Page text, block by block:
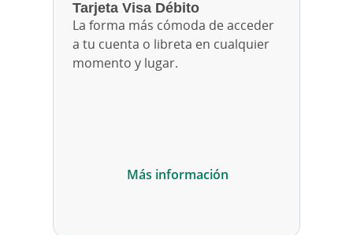
Eligiendo la cantidad cada mes
Seleccionar método de pago: Eligiendo la cantidad
Tarjeta Visa Débito
La forma más cómoda de acceder
a tu cuenta o libreta en cualquier
momento y lugar.
Más información